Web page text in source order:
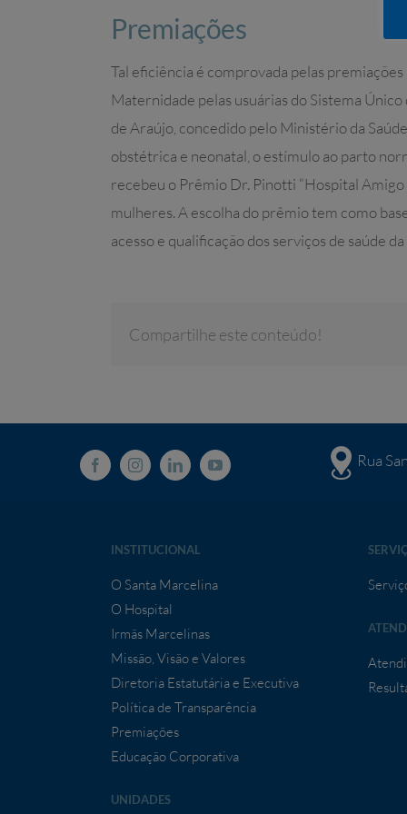
Premiações
Tal eficiência é comprovada pelas
Maternidade pelas usuárias do Sistema
de Araújo, concedido pelo Ministério da
obstétrica e neonatal, o estímulo ao parto
recebeu o Prêmio Dr. Pinotti “Hospital
mulheres. A escolha do prêmio tem como
acesso e qualificação dos serviços de saúde
Compartilhe este conteúdo!
Rua
INSTITUCIONAL
O Santa Marcelina
O Hospital
Irmãs Marcelinas
Missão, Visão e Valores
Diretoria Estatutária e Executiva
Política de Transparência
Premiações
Educação Corporativa
UNIDADES